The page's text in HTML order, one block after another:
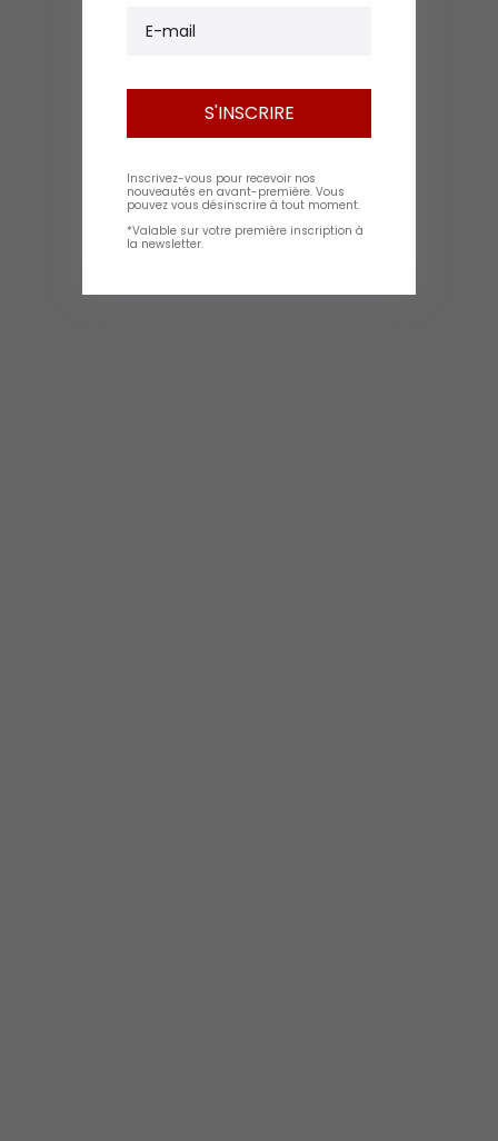
S'INSCRIRE
Inscrivez-vous pour recevoir nos
nouveautés en avant-première. Vous
pouvez vous désinscrire à tout moment.
*Valable sur votre première inscription à
la newsletter.